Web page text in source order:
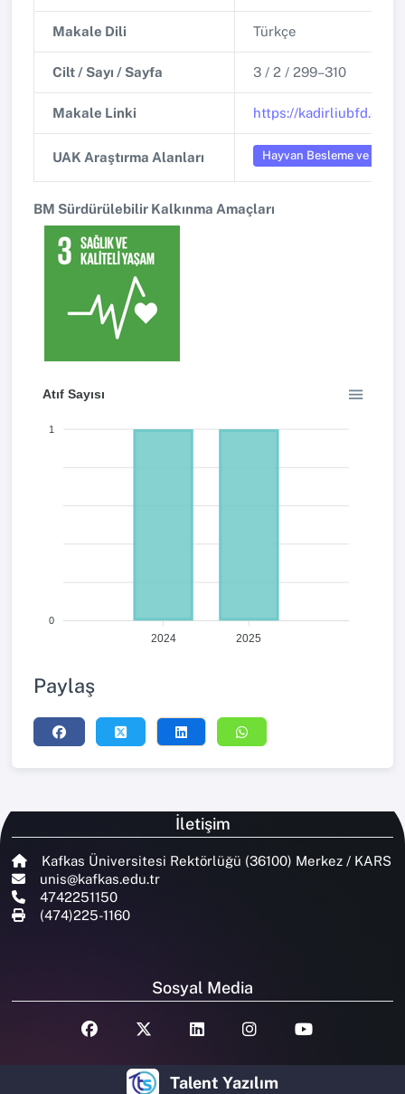
Makale Dili Türkçe
Cilt / Sayı / Sayfa 3 / 2 / 299–310
Makale Linki https://
UAK Araştırma Alanları Hayvan Besleme ve
BM Sürdürülebilir Kalkınma Amaçları
Atıf Sayısı
1
0
2024 2025
Paylaş
İletişim
Kafkas Üniversitesi Rektörlüğü (36100) Merkez / KARS
unis@kafkas.edu.tr
4742251150
(474)225-1160
Sosyal Media
Talent Yazılım